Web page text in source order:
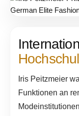
Iris Peitzmeier
Funktionen an